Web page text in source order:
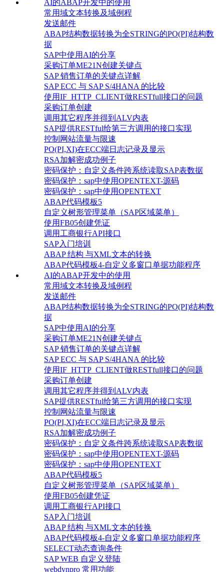
AI的ABAP开发中的使用
常用域文本转换及域例程
发送邮件
ABAP结构数据转换为全STRING的PO(PI)结构数
据
SAP中使用AI的分享
采购订单ME21N创建关键点
SAP 销售订单的关键点详解
SAP ECC 与 SAP S/4HANA 的比较
使用IF_HTTP_CLIENT做RESTfull接口的问题
采购订单创建
调用其它程序并得到ALV内表
SAP提供RESTful给第三方调用的接口实现
控制网站流量与限速
PO(PI,XI)在ECC端日志记录及显示
RSA加解密成功例子
密码保护：自定义条件跨系统读取SAP表数据
密码保护：sap中使用OPENTEXT-源码
密码保护：sap中使用OPENTEXT
ABAP代码模板5
自定义树形管理菜单（SAP区域菜单）
使用FB05创建凭证
调用工商银行API接口
SAP入门培训
ABAP 结构 与XML文本的转换
ABAP代码模板4-自定义多窗口单据功能程序
AI的ABAP开发中的使用
常用域文本转换及域例程
发送邮件
ABAP结构数据转换为全STRING的PO(PI)结构数
据
SAP中使用AI的分享
采购订单ME21N创建关键点
SAP 销售订单的关键点详解
SAP ECC 与 SAP S/4HANA 的比较
使用IF_HTTP_CLIENT做RESTfull接口的问题
采购订单创建
调用其它程序并得到ALV内表
SAP提供RESTful给第三方调用的接口实现
控制网站流量与限速
PO(PI,XI)在ECC端日志记录及显示
RSA加解密成功例子
密码保护：自定义条件跨系统读取SAP表数据
密码保护：sap中使用OPENTEXT-源码
密码保护：sap中使用OPENTEXT
ABAP代码模板5
自定义树形管理菜单（SAP区域菜单）
使用FB05创建凭证
调用工商银行API接口
SAP入门培训
ABAP 结构 与XML文本的转换
ABAP代码模板4-自定义多窗口单据功能程序
SELECT动态查询条件
SAP WEB 自定义登陆
webdynpro 常用功能